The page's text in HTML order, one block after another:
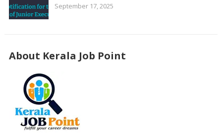
September 17, 2025
About Kerala Job Point